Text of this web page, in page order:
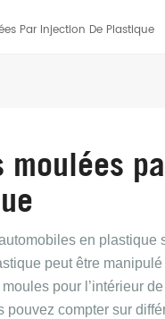
Par Injection De Plastique
moulées
en plastique
peut être
pour l’intérieur
pouvez compter sur